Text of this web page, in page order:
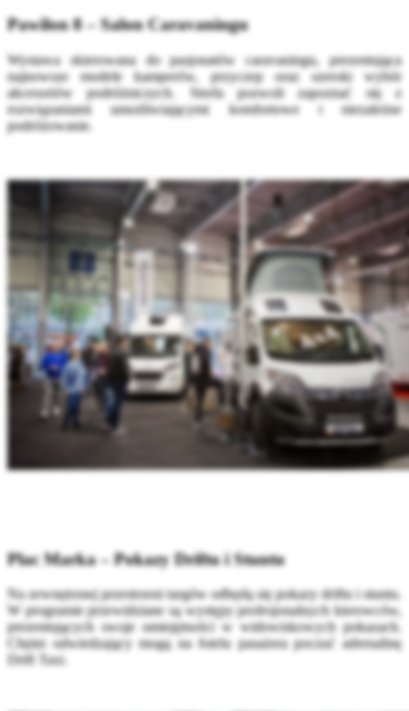
Pawilon 8 – Salon Caravaningu
Wystawa skierowana do pasjonatów caravaningu, prezentująca
najnowsze modele kamperów, przyczep oraz szeroki wybór
akcesoriów podróżniczych. Strefa pozwoli zapoznać się z
rozwiązaniami umożliwiającymi komfortowe i niezależne
podróżowanie.
Plac Marka – Pokazy Driftu i Stuntu
Na zewnętrznej przestrzeni targów odbędą się pokazy driftu i stuntu.
W programie przewidziane są występy profesjonalnych kierowców,
prezentujących swoje umiejętności w widowiskowych pokazach.
Chętni odwiedzający mogą na fotelu pasażera poczuć adrenalinę
Drift Taxi.